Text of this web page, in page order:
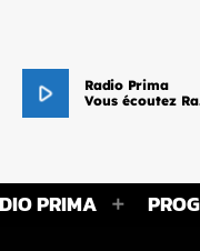
play_arrow
Radio Prima
Vous
PRIMA